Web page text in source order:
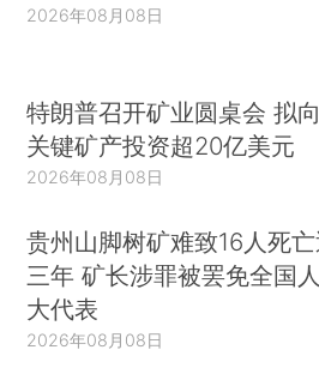
2026年08月08日
特朗普召开矿业圆桌会 拟向
关键矿产投资超20亿美元
2026年08月08日
贵州山脚树矿难致16人死
三年 矿长涉罪被罢免全国人
大代表
2026年08月08日